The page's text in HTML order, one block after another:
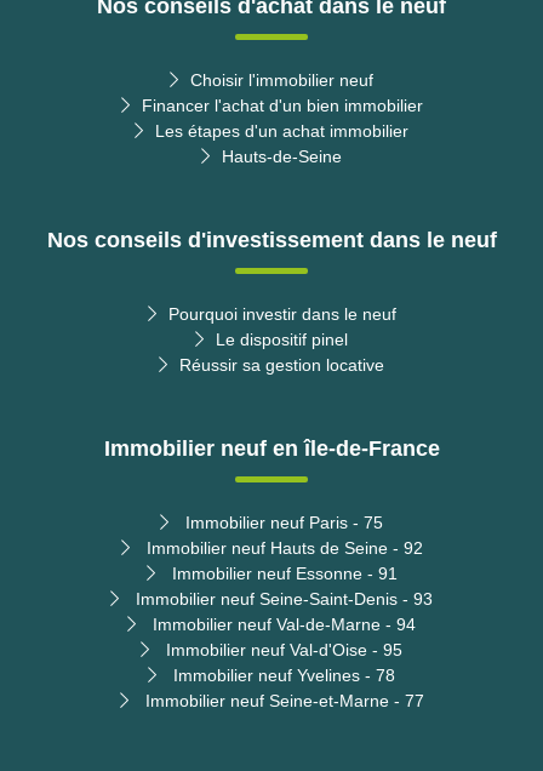
Nos conseils d'achat dans le neuf
Choisir l'immobilier neuf
Financer l'achat d'un bien immobilier
Les étapes d'un achat immobilier
Hauts-de-Seine
Nos conseils d'investissement dans le neuf
Pourquoi investir dans le neuf
Le dispositif pinel
Réussir sa gestion locative
Immobilier neuf en île-de-France
Immobilier neuf Paris - 75
Immobilier neuf Hauts de Seine - 92
Immobilier neuf Essonne - 91
Immobilier neuf Seine-Saint-Denis - 93
Immobilier neuf Val-de-Marne - 94
Immobilier neuf Val-d'Oise - 95
Immobilier neuf Yvelines - 78
Immobilier neuf Seine-et-Marne - 77